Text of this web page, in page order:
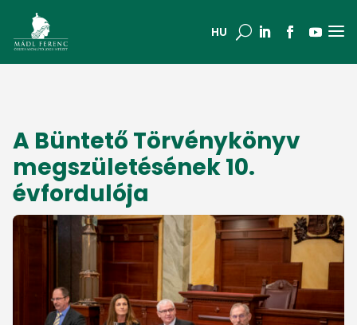
HU U a
A Büntető Törvénykönyv
megszületésének 10.
évfordulója